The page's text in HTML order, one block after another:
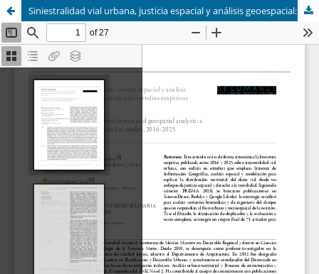
Siniestralidad vial urbana, justicia espacial y análisis geoespacial: